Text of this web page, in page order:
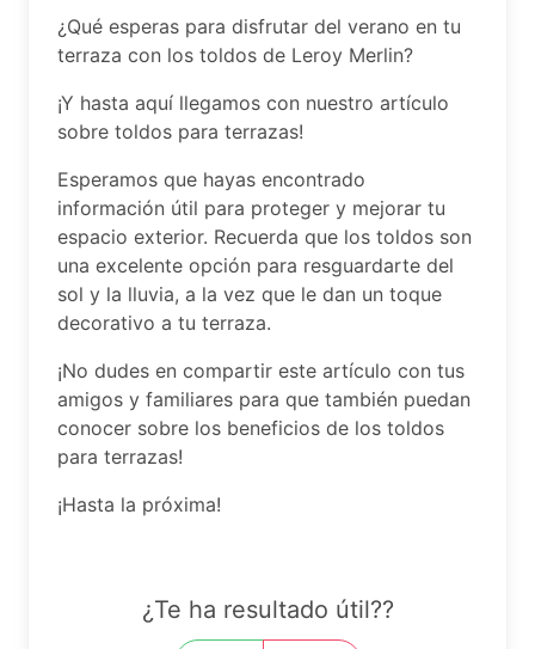
¿Qué esperas para disfrutar del verano en tu
terraza con los toldos de Leroy Merlin?
¡Y hasta aquí llegamos con nuestro artículo
sobre toldos para terrazas!
Esperamos que hayas encontrado
información útil para proteger y mejorar tu
espacio exterior. Recuerda que los toldos son
una excelente opción para resguardarte del
sol y la lluvia, a la vez que le dan un toque
decorativo a tu terraza.
¡No dudes en compartir este artículo con tus
amigos y familiares para que también puedan
conocer sobre los beneficios de los toldos
para terrazas!
¡Hasta la próxima!
¿Te ha resultado útil??